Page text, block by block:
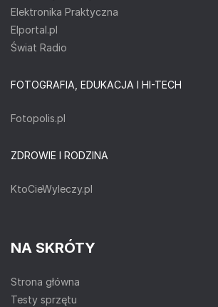
Elektronika Praktyczna
Elportal.pl
Świat Radio
FOTOGRAFIA, EDUKACJA I HI-TECH
Fotopolis.pl
ZDROWIE I RODZINA
KtoCieWyleczy.pl
NA SKRÓTY
Strona główna
Testy sprzętu